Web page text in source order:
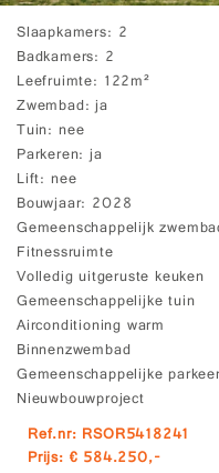
Slaapkamers 2
Badkamers 2
Leefruimte 122m²
Zwembad ja
Tuin nee
Parkeren ja
Lift nee
Bouwjaar 2028
Gemeenschappelijk
Fitnessruimte
Volledig uitgeruste keuken
Gemeenschappelijke tuin
Airconditioning warm
Binnenzwembad
Gemeenschappelijke
Nieuwbouwproject
Ref.nr: RSOR5418241
Prijs: € 584.250,-